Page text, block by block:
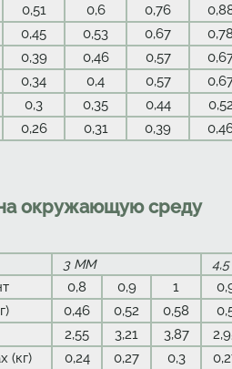
0,51 0,6 0,76
0,45 0,53 0,67
0,39 0,46 0,57
0,34 0,4 0,57
0,3 0,35 0,44
0,26 0,31 0,39
окружающую среду
3 ММ
0,8 0,9 1
0,46 0,52 0,58
2,55 3,21 3,87
(кг)
0,24 0,27 0,3